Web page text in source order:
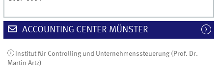
ACCOUNTING CENTER MÜNSTER
Institut für Controlling und Unternehmenssteuerung (Prof. Dr.
Martin Artz)